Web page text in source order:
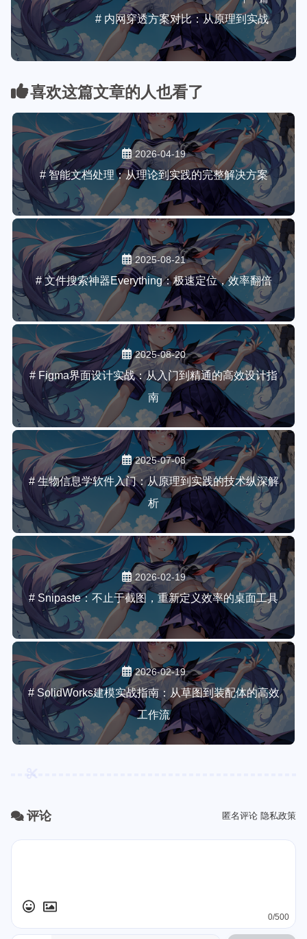
# 内网穿透方案对比：从原理到实战
喜欢这篇文章的人也看了
2026-04-19
# 智能文档处理：从理论到实践的完整解决方案
2025-08-21
# 文件搜索神器Everything：极速定位，效率翻倍
2025-08-20
# Figma界面设计实战：从入门到精通的高效设计指
南
2025-07-08
# 生物信息学软件入门：从原理到实践的技术纵深解
析
2026-02-19
# Snipaste：不止于截图，重新定义效率的桌面工具
2026-02-19
# SolidWorks建模实战指南：从草图到装配体的高效
工作流
评论 匿名评论 隐私政策
0/500